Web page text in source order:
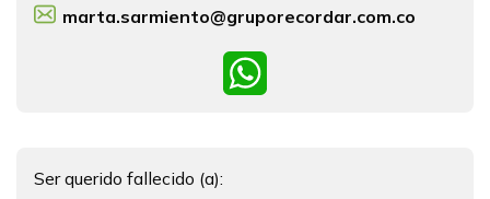
marta.sarmiento@gruporecordar.com.co
Ser querido fallecido (a):